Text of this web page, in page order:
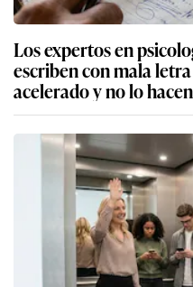
Los expertos en
escriben con mala
acelerado y no lo